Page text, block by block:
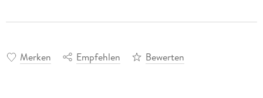
Merken Empfehlen Bewerten